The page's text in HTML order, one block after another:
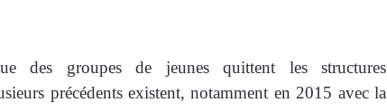
des groupes de jeunes quittent les structures
précédents existent, notamment en 2015 avec la